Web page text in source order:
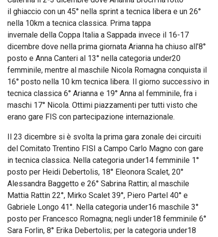
il ghiaccio con un 45° nella sprint a tecnica libera e un 26°
nella 10km a tecnica classica. Prima tappa
invernale della Coppa Italia a Sappada invece il 16-17
dicembre dove nella prima giornata Arianna ha chiuso all’8°
posto e Anna Canteri al 13° nella categoria under20
femminile, mentre al maschile Nicola Romagna conquista il
16° posto nella 10 km tecnica libera. Il giorno successivo in
tecnica classica 6° Arianna e 19° Anna al femminile, fra i
maschi 17° Nicola. Ottimi piazzamenti per tutti visto che
erano gare FIS con partecipazione internazionale.
Il 23 dicembre si è svolta la prima gara zonale dei circuiti
del Comitato Trentino FISI a Campo Carlo Magno con gare
in tecnica classica. Nella categoria under14 femminile 1°
posto per Heidi Debertolis, 18° Eleonora Scalet, 20°
Alessandra Baggetto e 26° Sabrina Rattin; al maschile
Mattia Rattin 22°, Mirko Scalet 39°, Piero Partel 40° e
Gabriele Longo 41°. Nella categoria under16 maschile 3°
posto per Francesco Romagna; negli under18 femminile 6°
Sara Forlin, 8° Erika Debertolis; per la categoria under18